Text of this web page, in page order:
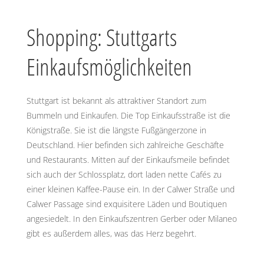
Shopping: Stuttgarts
Einkaufsmöglichkeiten
Stuttgart ist bekannt als attraktiver Standort zum
Bummeln und Einkaufen. Die Top Einkaufsstraße ist die
Königstraße. Sie ist die längste Fußgängerzone in
Deutschland. Hier befinden sich zahlreiche Geschäfte
und Restaurants. Mitten auf der Einkaufsmeile befindet
sich auch der Schlossplatz, dort laden nette Cafés zu
einer kleinen Kaffee-Pause ein. In der Calwer Straße und
Calwer Passage sind exquisitere Läden und Boutiquen
angesiedelt. In den Einkaufszentren Gerber oder Milaneo
gibt es außerdem alles, was das Herz begehrt.